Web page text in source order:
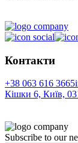
Контакти
+38 063 616 3665
Кішки 6, Київ,
Subscribe to our